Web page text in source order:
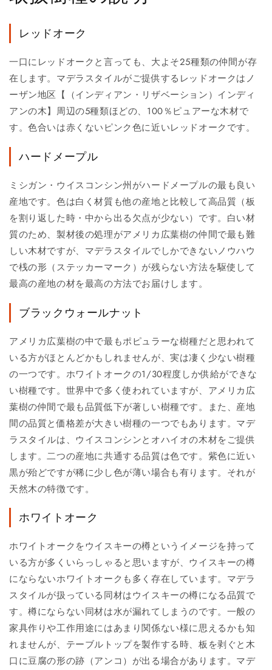
レッドオーク
一口にレッドオークと言っても、大よそ25種類の仲間が存
在します。マデラスタイルがご提供するレッドオークはノ
ーザン地区【（インディアン・リザベーション）インディ
アンの木】周辺の5種類ほどの、100％ピュアーな木材で
す。色合いは赤くないピンク色に近いレッドオークです。
ハードメープル
ミシガン・ウイスコンシン州がハードメープルの最も良い
産地です。色は白く材質も他の産地と比較して高品質（板
を割り返した時・中から出る欠点が少ない）です。白い材
質のため、製材後の処理がアメリカ広葉樹の仲間で最も難
しい木材ですが、マデラスタイルでしかできないノウハウ
で桟の形（ステッカーマーク）が残らない方法を駆使して
最高の産地の材を最高の方法でお届けします。
ブラックウォールナット
アメリカ広葉樹の中で最もポピュラーな樹種だと思われて
いる方がほとんどかもしれませんが、実は凄く少ない樹種
の一つです。ホワイトオークの1/30程度しか供給ができな
い樹種です。世界中で多く使われていますが、アメリカ広
葉樹の仲間で最も品質低下が著しい樹種です。また、産地
間の品質と価格差が大きい樹種の一つでもあります。マデ
ラスタイルは、ウイスコンシンとオハイオの木材をご提供
します。二つの産地に共通する品質は色です。紫色に近い
黒が殆どですが稀に少し色が薄い場合も有ります。それが
天然木の特徴です。
ホワイトオーク
ホワイトオークをウイスキーの樽というイメージを持って
いる方が多くいらっしゃると思いますが、ウイスキーの樽
にならないホワイトオークも多く存在しています。マデラ
スタイルが扱っている同材はウイスキーの樽になる品質で
す。樽にならない同材は水が漏れてしまうのです。一般の
家具作りや工作用途にはあまり関係ない様に思えるかも知
れませんが、テーブルトップを製作する時、板を剥ぐと木
口に豆腐の形の跡（アンコ）が出る場合があります。マデ